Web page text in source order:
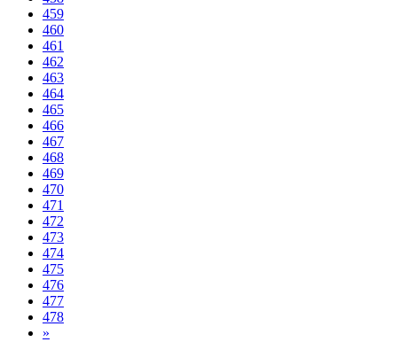
459
460
461
462
463
464
465
466
467
468
469
470
471
472
473
474
475
476
477
478
»